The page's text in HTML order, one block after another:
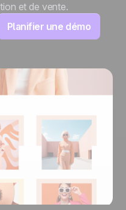
et de vente.
Planifier une démo